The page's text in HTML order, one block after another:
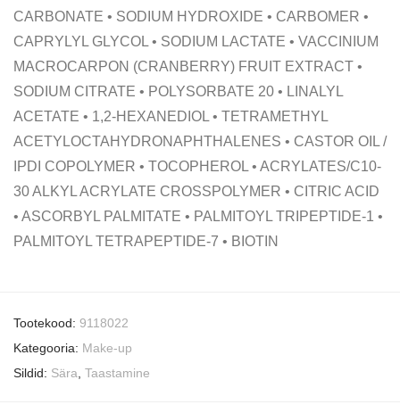
CARBONATE • SODIUM HYDROXIDE • CARBOMER •
CAPRYLYL GLYCOL • SODIUM LACTATE • VACCINIUM
MACROCARPON (CRANBERRY) FRUIT EXTRACT •
SODIUM CITRATE • POLYSORBATE 20 • LINALYL
ACETATE • 1,2-HEXANEDIOL • TETRAMETHYL
ACETYLOCTAHYDRONAPHTHALENES • CASTOR OIL /
IPDI COPOLYMER • TOCOPHEROL • ACRYLATES/C10-
30 ALKYL ACRYLATE CROSSPOLYMER • CITRIC ACID
• ASCORBYL PALMITATE • PALMITOYL TRIPEPTIDE-1 •
PALMITOYL TETRAPEPTIDE-7 • BIOTIN
Tootekood: 9118022
Kategooria: Make-up
Sildid: Sära Taastamine